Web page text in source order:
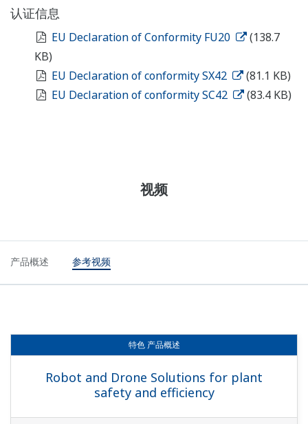
认证信息
EU Declaration of Conformity FU20
(138.7
KB)
EU Declaration of conformity SX42
(81.1 KB)
EU Declaration of conformity SC42
(83.4 KB)
视频
产品概述 参考视频
特色 产品概述
Robot and Drone Solutions for plant
safety and efficiency